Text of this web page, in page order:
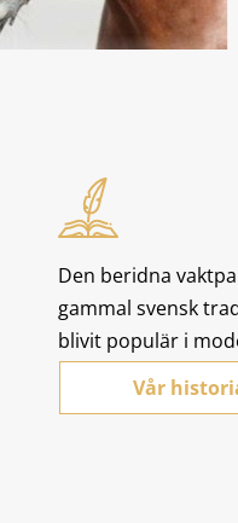
Den beridna
gammal svensk
blivit populär i
Vår